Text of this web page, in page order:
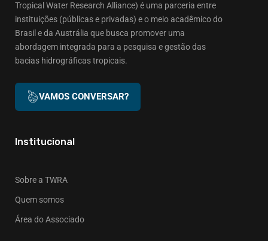
Tropical Water Research Alliance) é uma parceria entre
instituições (públicas e privadas) e o meio acadêmico do
Brasil e da Austrália que busca promover uma
abordagem integrada para a pesquisa e gestão das
bacias hidrográficas tropicais.
VAMOS CONVERSAR?
Institucional
Sobre a TWRA
Quem somos
Área do Associado